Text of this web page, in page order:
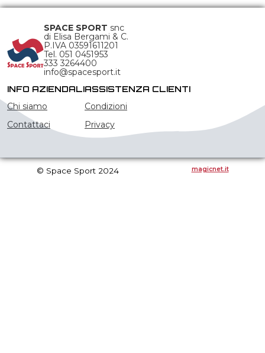
SPACE SPORT snc
di Elisa Bergami & C.
P.IVA 03591611201
Tel. 051 0451953
333 3264400
info@spacesport.it
INFO AZIENDALI
Chi siamo
Contattaci
ASSISTENZA CLIENTI
Condizioni
Privacy
© Space Sport 2024 magicnet.it